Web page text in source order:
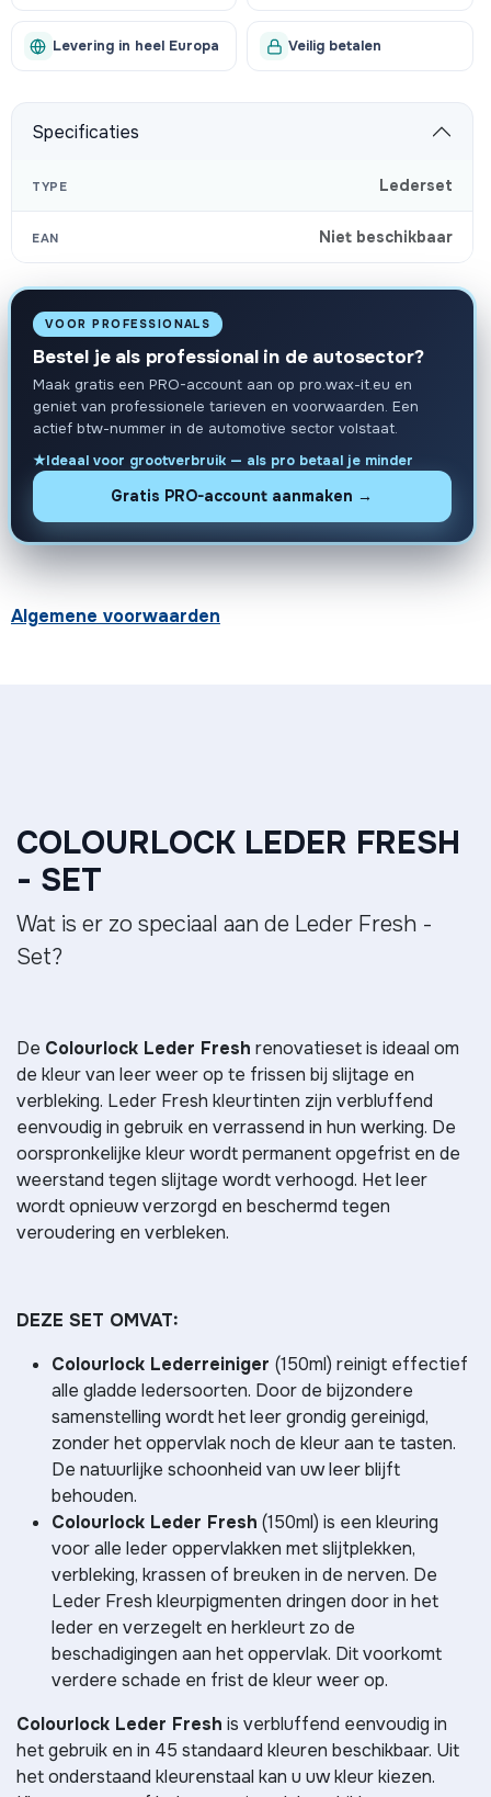
Levering in heel Europa Veilig betalen
Specificaties
TYPE Lederset
EAN Niet beschikbaar
VOOR PROFESSIONALS
Bestel je als professional in de autosector?
Maak gratis een PRO-account aan op pro.wax-it.eu en
geniet van professionele tarieven en voorwaarden. Een
actief btw-nummer in de automotive sector volstaat.
Ideaal voor grootverbruik — als pro betaal je minder
Gratis PRO-account aanmaken →
Algemene voorwaarden
COLOURLOCK LEDER FRESH
- SET
Wat is er zo speciaal aan de Leder Fresh -
Set?
De Colourlock Leder Fresh renovatieset is ideaal om
de kleur van leer weer op te frissen bij slijtage en
verbleking. Leder Fresh kleurtinten zijn verbluffend
eenvoudig in gebruik en verrassend in hun werking. De
oorspronkelijke kleur wordt permanent opgefrist en de
weerstand tegen slijtage wordt verhoogd. Het leer
wordt opnieuw verzorgd en beschermd tegen
veroudering en verbleken.
DEZE SET OMVAT:
Colourlock Lederreiniger (150ml) reinigt effectief
alle gladde ledersoorten. Door de bijzondere
samenstelling wordt het leer grondig gereinigd,
zonder het oppervlak noch de kleur aan te tasten.
De natuurlijke schoonheid van uw leer blijft
behouden.
Colourlock Leder Fresh (150ml) is een kleuring
voor alle leder oppervlakken met slijtplekken,
verbleking, krassen of breuken in de nerven. De
Leder Fresh kleurpigmenten dringen door in het
leder en verzegelt en herkleurt zo de
beschadigingen aan het oppervlak. Dit voorkomt
verdere schade en frist de kleur weer op.
Colourlock Leder Fresh is verbluffend eenvoudig in
het gebruik en in 45 standaard kleuren beschikbaar. Uit
het onderstaand kleurenstaal kan u uw kleur kiezen.